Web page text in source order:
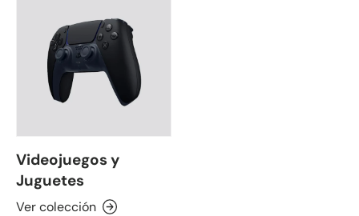
Videojuegos y
Juguetes
Ver colección